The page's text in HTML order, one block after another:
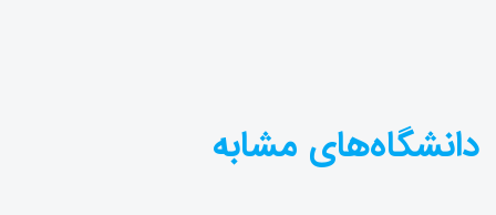
دانشگاه‌های مشابه